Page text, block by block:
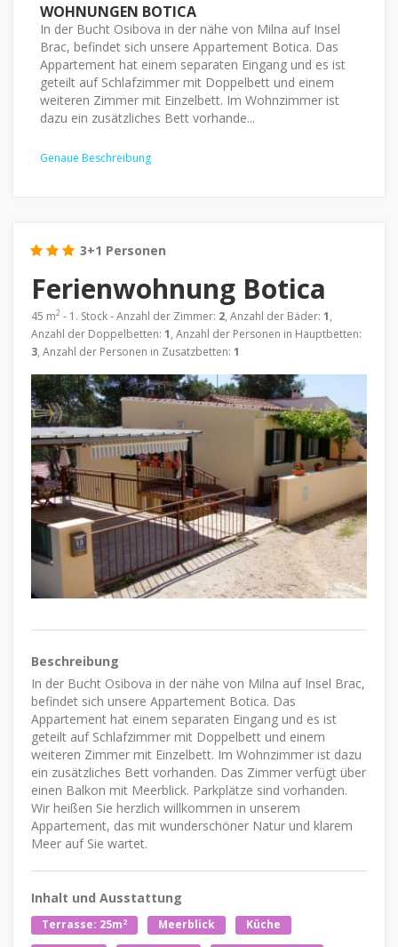
WOHNUNGEN BOTICA
In der Bucht Osibova in der nähe von Milna auf Insel
Brac, befindet sich unsere Appartement Botica. Das
Appartement hat einem separaten Eingang und es ist
geteilt auf Schlafzimmer mit Doppelbett und einem
weiteren Zimmer mit Einzelbett. Im Wohnzimmer ist
dazu ein zusätzliches Bett vorhande...
Genaue Beschreibung
3+1 Personen
Ferienwohnung Botica
45 m2 - 1. Stock - Anzahl der Zimmer: 2, Anzahl der Bäder: 1,
Anzahl der Doppelbetten: 1, Anzahl der Personen in Hauptbetten:
3, Anzahl der Personen in Zusatzbetten: 1
Beschreibung
In der Bucht Osibova in der nähe von Milna auf Insel Brac,
befindet sich unsere Appartement Botica. Das
Appartement hat einem separaten Eingang und es ist
geteilt auf Schlafzimmer mit Doppelbett und einem
weiteren Zimmer mit Einzelbett. Im Wohnzimmer ist dazu
ein zusätzliches Bett vorhanden. Das Zimmer verfügt über
einen Balkon mit Meerblick. Parkplätze sind vorhanden.
Wir heißen Sie herzlich willkommen in unserem
Appartement, das mit wunderschöner Natur und klarem
Meer auf Sie wartet.
Inhalt und Ausstattung
Terrasse: 25m2 Meerblick
Küche